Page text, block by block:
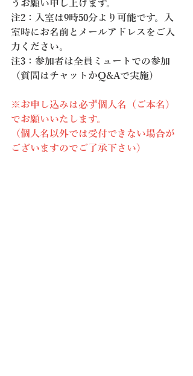
うお願い申し上げます。
注2：入室は9時50分より可能です。入
室時にお名前とメールアドレスをご入
力ください。
注3：参加者は全員ミュートでの参加
（質問はチャットかQ&Aで実施）
※お申し込みは必ず個人名（ご本名）
でお願いいたします。
（個人名以外では受付できない場合が
ございますのでご了承下さい）